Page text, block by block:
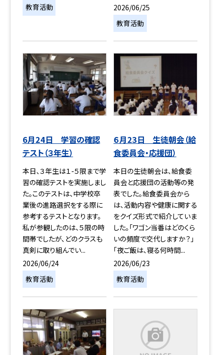
教育活動
2026/06/25
教育活動
6月24日 学習の確認
テスト（３年生）
本日、３年生は１-５限まで学
習の確認テストを実施しまし
た。このテストは、中学校卒
業後の進路選択をする際に
参考するテストとなります。
私が参観したのは、５限の時
間帯でしたが、どのクラスも
真剣に取り組んでい...
2026/06/24
教育活動
６月23日 生徒朝会（給
食委員会・応援団）
本日の生徒朝会は、給食委
員会と応援団の活動等の発
表でした。給食委員会から
は、活動内容や健康に関する
をクイズ形式で紹介していま
した。「ワゴン当番はどのくら
いの頻度で交代しますか？」
「夜ご飯は、寝る何時間...
2026/06/23
教育活動